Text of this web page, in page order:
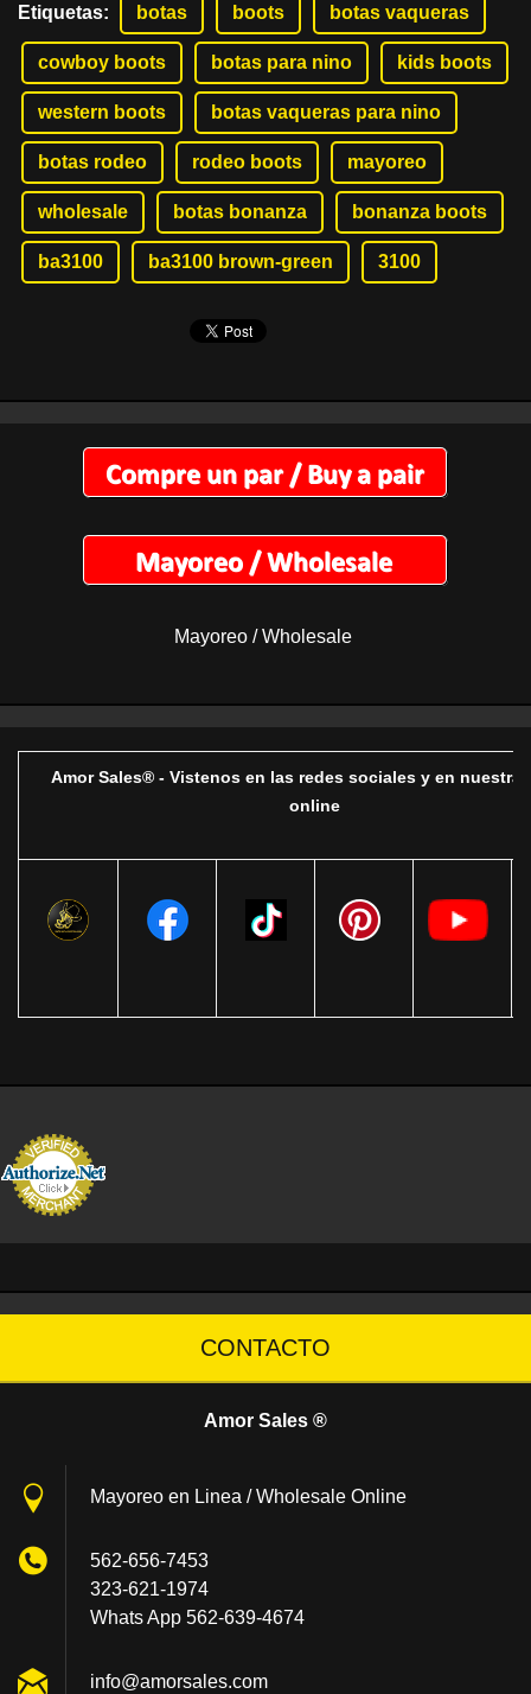
Etiquetas: botas boots botas vaqueras
cowboy boots botas para nino kids boots
western boots botas vaqueras para nino
botas rodeo rodeo boots mayoreo
wholesale botas bonanza bonanza boots
ba3100 ba3100 brown-green 3100
Mayoreo / Wholesale
Amor Sales® - Vistenos en las redes sociales y en nuestra
online
CONTACTO
Amor Sales ®
Mayoreo en Linea / Wholesale Online
562-656-7453
323-621-1974
Whats App 562-639-4674
info@amorsales.com